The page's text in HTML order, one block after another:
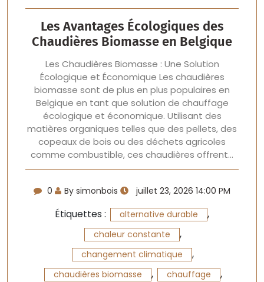
Les Avantages Écologiques des
Chaudières Biomasse en Belgique
Les Chaudières Biomasse : Une Solution
Écologique et Économique Les chaudières
biomasse sont de plus en plus populaires en
Belgique en tant que solution de chauffage
écologique et économique. Utilisant des
matières organiques telles que des pellets, des
copeaux de bois ou des déchets agricoles
comme combustible, ces chaudières offrent…
0 By simonbois juillet 23, 2026 14:00 PM
Étiquettes : alternative durable ,
chaleur constante ,
changement climatique ,
chaudières biomasse , chauffage ,